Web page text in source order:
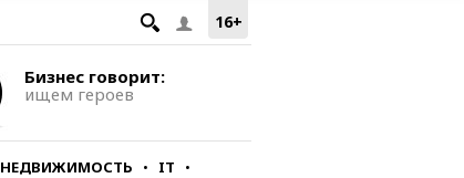
16+
Бизнес говорит:
ищем героев
НЕДВИЖИМОСТЬ IT